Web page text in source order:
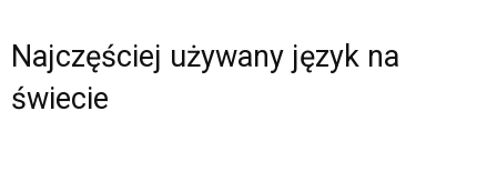
Najczęściej używany język na
świecie